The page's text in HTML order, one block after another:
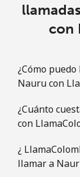
con
¿Cómo
Nauru con
¿Cuánto
con
¿
llamar a